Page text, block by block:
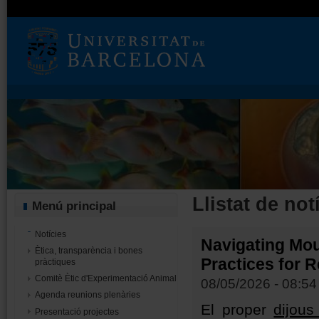
Menú principal
Notícies
Ètica, transparència i bones
pràctiques
Comitè Ètic d'Experimentació Animal
Agenda reunions plenàries
Presentació projectes
Llistat de
Navigating
Practices for
08/05/2026 - 08:54
El proper